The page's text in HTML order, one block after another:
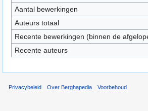
Aantal bewerkingen
Auteurs totaal
Recente bewerkingen (binnen de
Recente auteurs
Privacybeleid Over Berghapedia Voorbehoud